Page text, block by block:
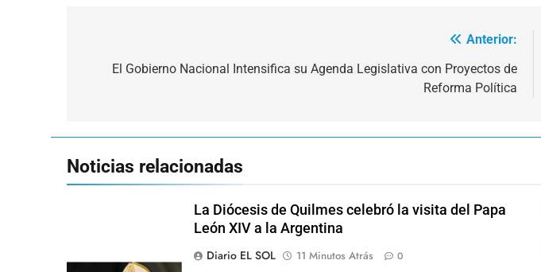
Anterior:
El Gobierno Nacional Intensifica su Agenda Legislativa con Proyectos de
Reforma Política
Noticias relacionadas
La Diócesis de Quilmes celebró la visita del Papa
León XIV a la Argentina
Diario EL SOL
11 Minutos Atrás 0